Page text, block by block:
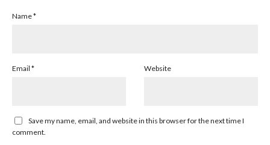
Name*
Email * Website
Save my name, email, and website in this browser for the next time I
comment.